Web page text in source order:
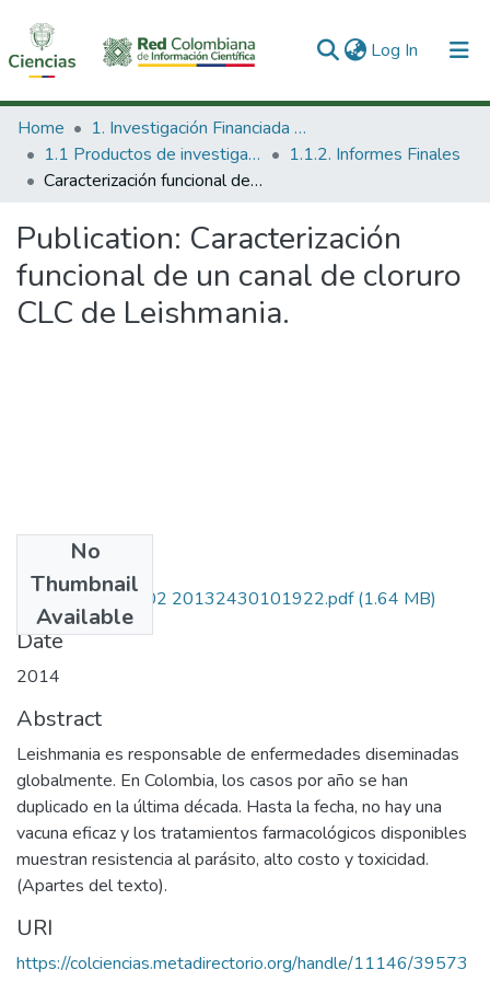
Log In (current)
Communities & Collections
All of DSpace
Home
1. Investigación Financiada con Recursos Públicos
1.1 Productos de investigación
1.1.2. Informes Finales
Caracterización funcional de un canal de cloruro CLC de Leishmania.
Publication: Caracterización
funcional de un canal de cloruro
CLC de Leishmania.
No
Thumbnail
Available
222852129302 20132430101922.pdf(1.64 MB)
Date
2014
Abstract
Leishmania es responsable de enfermedades diseminadas
globalmente. En Colombia, los casos por año se han
duplicado en la última década. Hasta la fecha, no hay una
vacuna eficaz y los tratamientos farmacológicos disponibles
muestran resistencia al parásito, alto costo y toxicidad.
(Apartes del texto).
URI
https://colciencias.metadirectorio.org/handle/11146/39573